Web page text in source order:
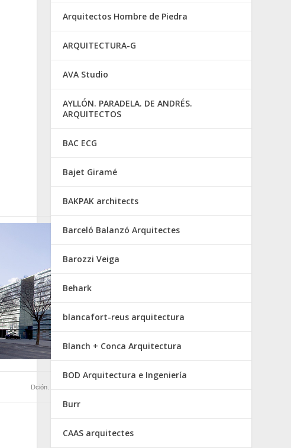
Dción. Gral. de Seguridad Ciudadana en Barcelona
Arquitectos Hombre de Piedra
ARQUITECTURA-G
AVA Studio
AYLLÓN. PARADELA. DE ANDRÉS.
ARQUITECTOS
BAC ECG
Bajet Giramé
BAKPAK architects
Barceló Balanzó Arquitectes
Barozzi Veiga
Behark
blancafort-reus arquitectura
Blanch + Conca Arquitectura
BOD Arquitectura e Ingeniería
Burr
CAAS arquitectes